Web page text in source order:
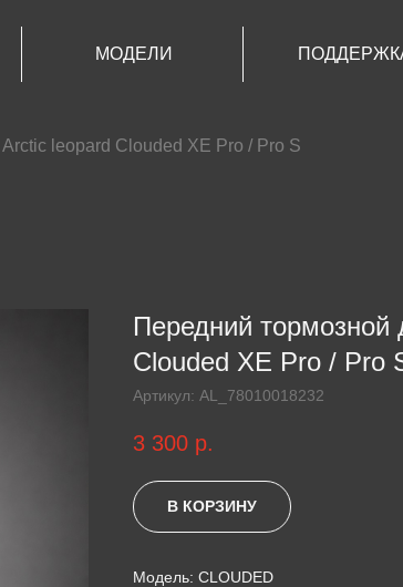
МОДЕЛИ
leopard Clouded XE Pro / Pro S
Передний тормозной
Clouded XE Pro / Pro
Артикул: AL_78010018232
3 300 р.
В КОРЗИНУ
Модель: CLOUDED